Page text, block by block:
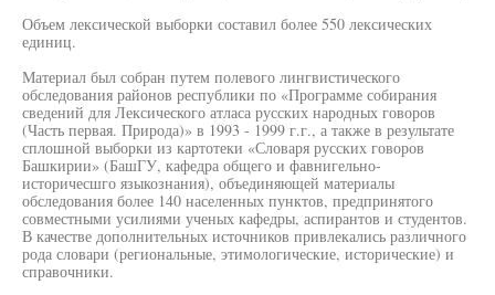
Объем лексической выборки составил более 550 лексических
единиц.
Материал был собран путем полевого лингвистического
обследования районов республики по «Программе собирания
сведений для Лексического атласа русских народных говоров
(Часть первая. Природа)» в 1993 - 1999 г.г., а также в результате
сплошной выборки из картотеки «Словаря русских говоров
Башкирии» (БашГУ, кафедра общего и фавнигельно-
историчесшго языкознания), объединяющей материалы
обследования более 140 населенных пунктов, предпринятого
совместными усилиями ученых кафедры, аспирантов и студентов.
В качестве дополнительных источников привлекались различного
рода словари (региональные, этимологические, исторические) и
справочники.